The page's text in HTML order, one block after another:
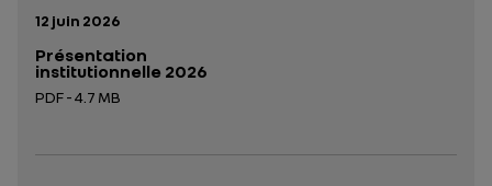
Date de publication:
12 juin 2026
Présentation
institutionnelle 2026
PDF - 4.7 MB